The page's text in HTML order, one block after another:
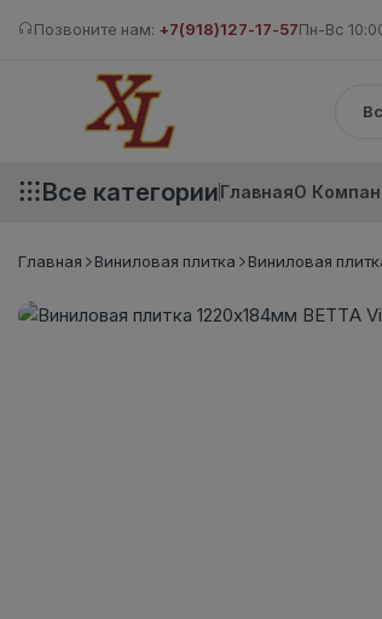
Позвоните нам: +7(918)127-17-57Пн-Вс
Все категорииГлавнаяО
Главная Виниловая плитка Виниловая